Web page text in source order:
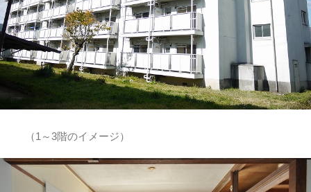
（1～3階のイメージ）